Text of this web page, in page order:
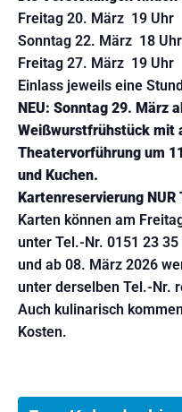
Freitag 20. März 19
Sonntag 22. März 18 Uhr
Freitag 27. März 19
Einlass jeweils eine
NEU: Sonntag 29. März
Weißwurstfrühstück mit
Theatervorführung um
und Kuchen.
Kartenreservierung NUR
Karten können am
unter Tel.-Nr. 0151 23 35
und ab 08. März 2026
unter derselben Tel.-Nr.
Auch kulinarisch
Kosten.